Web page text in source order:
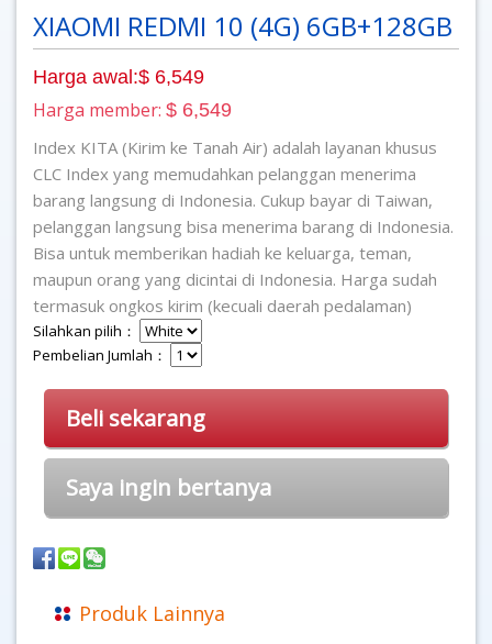
XIAOMI REDMI 10 (4G) 6GB+128GB
Harga awal:$ 6,549
Harga member: $ 6,549
Index KITA (Kirim ke Tanah Air) adalah layanan khusus
CLC Index yang memudahkan pelanggan menerima
barang langsung di Indonesia. Cukup bayar di Taiwan,
pelanggan langsung bisa menerima barang di Indonesia.
Bisa untuk memberikan hadiah ke keluarga, teman,
maupun orang yang dicintai di Indonesia. Harga sudah
termasuk ongkos kirim (kecuali daerah pedalaman)
Silahkan pilih：
Pembelian Jumlah：
Beli sekarang
Saya ingin bertanya
Produk Lainnya